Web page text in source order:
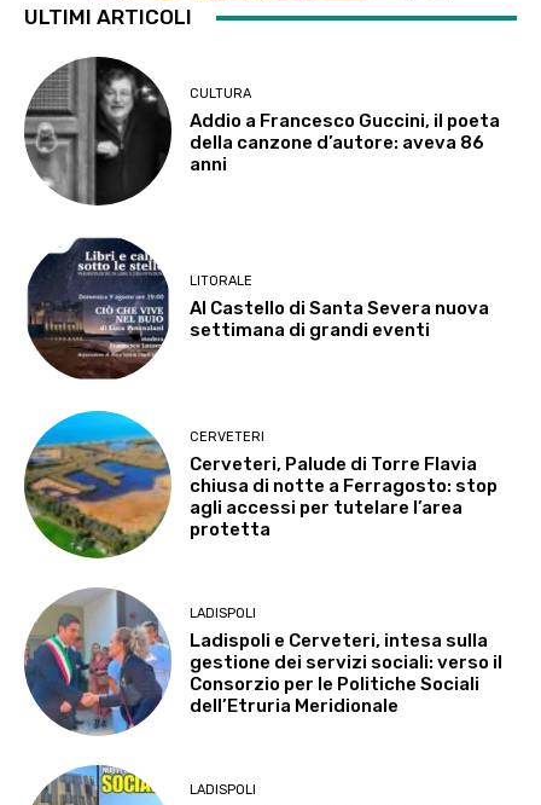
ULTIMI ARTICOLI
CULTURA
Addio a Francesco Guccini, il poeta
della canzone d’autore: aveva 86
anni
LITORALE
Al Castello di Santa Severa nuova
settimana di grandi eventi
CERVETERI
Cerveteri, Palude di Torre Flavia
chiusa di notte a Ferragosto: stop
agli accessi per tutelare l’area
protetta
LADISPOLI
Ladispoli e Cerveteri, intesa sulla
gestione dei servizi sociali: verso il
Consorzio per le Politiche Sociali
dell’Etruria Meridionale
LADISPOLI